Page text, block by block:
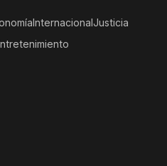
InternacionalJusticia